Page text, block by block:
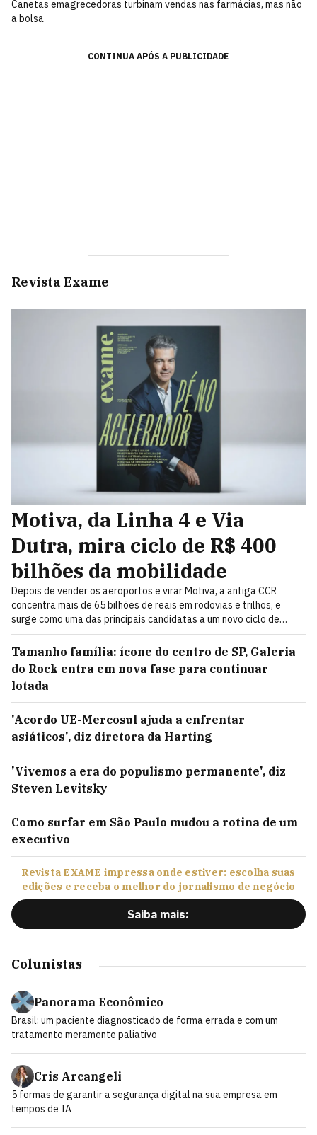
Canetas emagrecedoras turbinam vendas nas farmácias, mas não
a bolsa
CONTINUA APÓS A PUBLICIDADE
Revista Exame
Motiva, da Linha 4 e Via
Dutra, mira ciclo de R$ 400
bilhões da mobilidade
Depois de vender os aeroportos e virar Motiva, a antiga CCR
concentra mais de 65 bilhões de reais em rodovias e trilhos, e
surge como uma das principais candidatas a um novo ciclo de
mobilidade de 400 bilhões de reais
Tamanho família: ícone do centro de SP, Galeria
do Rock entra em nova fase para continuar
lotada
'Acordo UE-Mercosul ajuda a enfrentar
asiáticos', diz diretora da Harting
'Vivemos a era do populismo permanente', diz
Steven Levitsky
Como surfar em São Paulo mudou a rotina de um
executivo
Revista EXAME impressa onde estiver: escolha suas
edições e receba o melhor do jornalismo de negócio
Saiba mais:
Colunistas
Panorama Econômico
Brasil: um paciente diagnosticado de forma errada e com um
tratamento meramente paliativo
Cris Arcangeli
5 formas de garantir a segurança digital na sua empresa em
tempos de IA